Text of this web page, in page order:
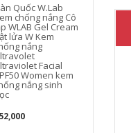
Quốc W.Lab
chống nắng Cô
WLAB Gel Cream
lửa W Kem
nắng
Facial
Women kem
nắng sinh